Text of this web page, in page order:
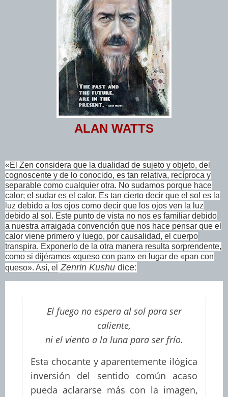
ALAN WATTS
«El Zen considera que la dualidad de sujeto y objeto, del
cognoscente y de lo conocido, es tan relativa, recíproca y
separable como cualquier otra. No sudamos porque hace
calor; el sudar es el calor. Es tan cierto decir que el sol es la
luz debido a los ojos como decir que los ojos ven la luz
debido al sol. Este punto de vista no nos es familiar debido
a nuestra arraigada convención que nos hace pensar que el
calor viene primero y luego, por causalidad, el cuerpo
transpira. Exponerlo de la otra manera resulta sorprendente,
como si dijéramos «queso con pan» en lugar de «pan con
queso». Así, el Zenrin Kushu dice:
El fuego no espera al sol para ser
caliente,
ni el viento a la luna para ser frío.
Esta chocante y aparentemente ilógica
inversión del sentido común acaso
pueda aclararse más con la imagen,